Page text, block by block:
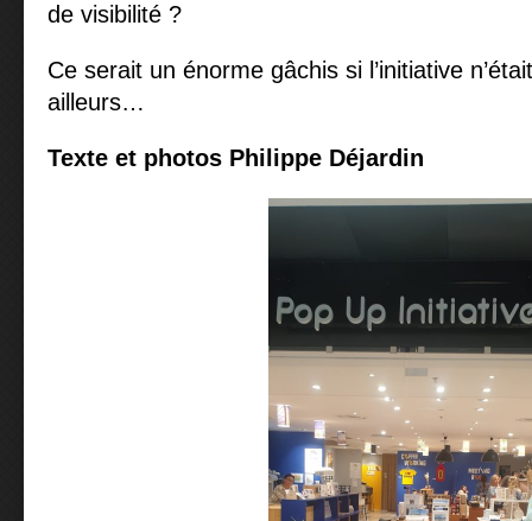
de visibilité ?
Ce serait un énorme gâchis si l’initiative
ailleurs…
Texte et photos Philippe Déjardin